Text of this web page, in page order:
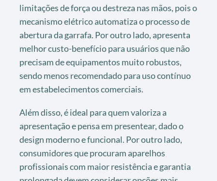
limitações de força ou destreza nas mãos, pois o
mecanismo elétrico automatiza o processo de
abertura da garrafa. Por outro lado, apresenta
melhor custo-benefício para usuários que não
precisam de equipamentos muito robustos,
sendo menos recomendado para uso contínuo
em estabelecimentos comerciais.
Além disso, é ideal para quem valoriza a
apresentação e pensa em presentear, dado o
design moderno e funcional. Por outro lado,
consumidores que procuram aparelhos
profissionais com maior resistência e garantia